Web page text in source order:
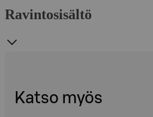
Ravintosisältö
Katso myös